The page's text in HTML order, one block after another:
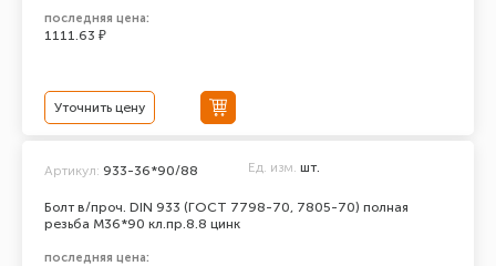
последняя цена:
1111.63 ₽
Уточнить цену
Болт в/проч. DIN 933 (ГОСТ 7798-70, 7805-70) полная
резьба М36*90 кл.пр.8.8 цинк
Артикул: 933-36*90/88 Ед. изм. шт.
последняя цена: